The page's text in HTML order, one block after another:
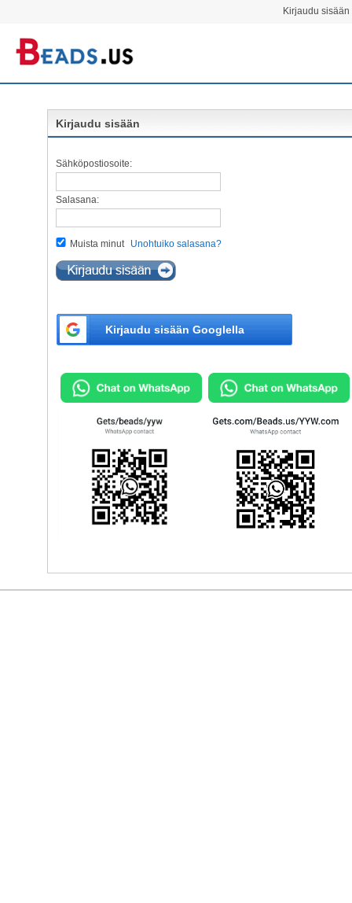
Kirjaudu
Kirjaudu sisään
Sähköpostiosoite:
Salasana:
Muista minut Unohtuiko salasana?
Kirjaudu sisään Googlella